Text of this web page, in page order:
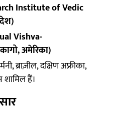
Institute of Vedic
Vishva-
अमेरिका)
ब्राज़ील, दक्षिण अफ्रीका,
शामिल हैं।